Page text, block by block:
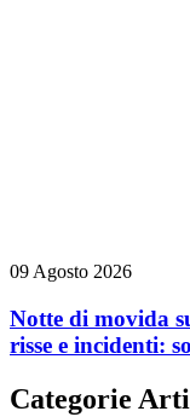
09 Agosto 2026
Notte di movida
risse e incidenti:
Categorie